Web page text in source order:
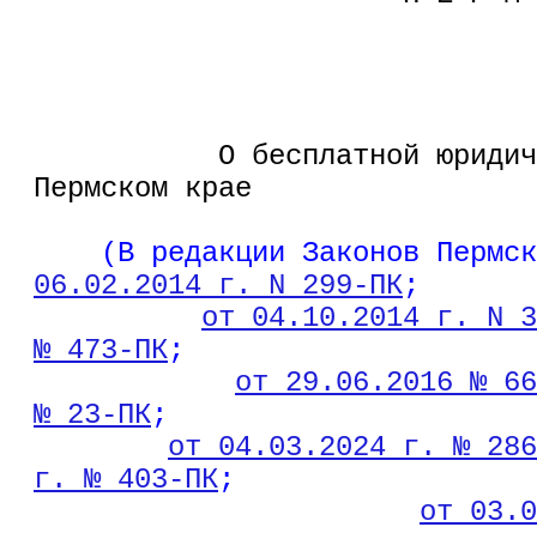
О бесплатной
Пермском крае
(В редакции Законов
06.02.2014 г. N 299-ПК;
от 04.10.2014 г. N
№ 473-ПК;
от 29.06.2016 №
№ 23-ПК;
от 04.03.2024 г. №
г. № 403-ПК;
от